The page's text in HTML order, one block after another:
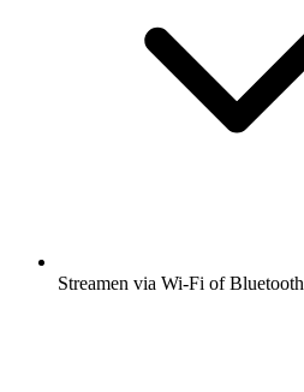
Streamen via Wi-Fi of Bluetooth